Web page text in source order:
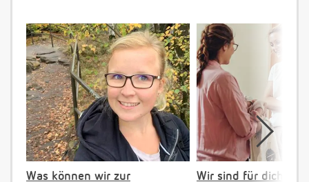
Was können wir zur
Wir sind für dich da!